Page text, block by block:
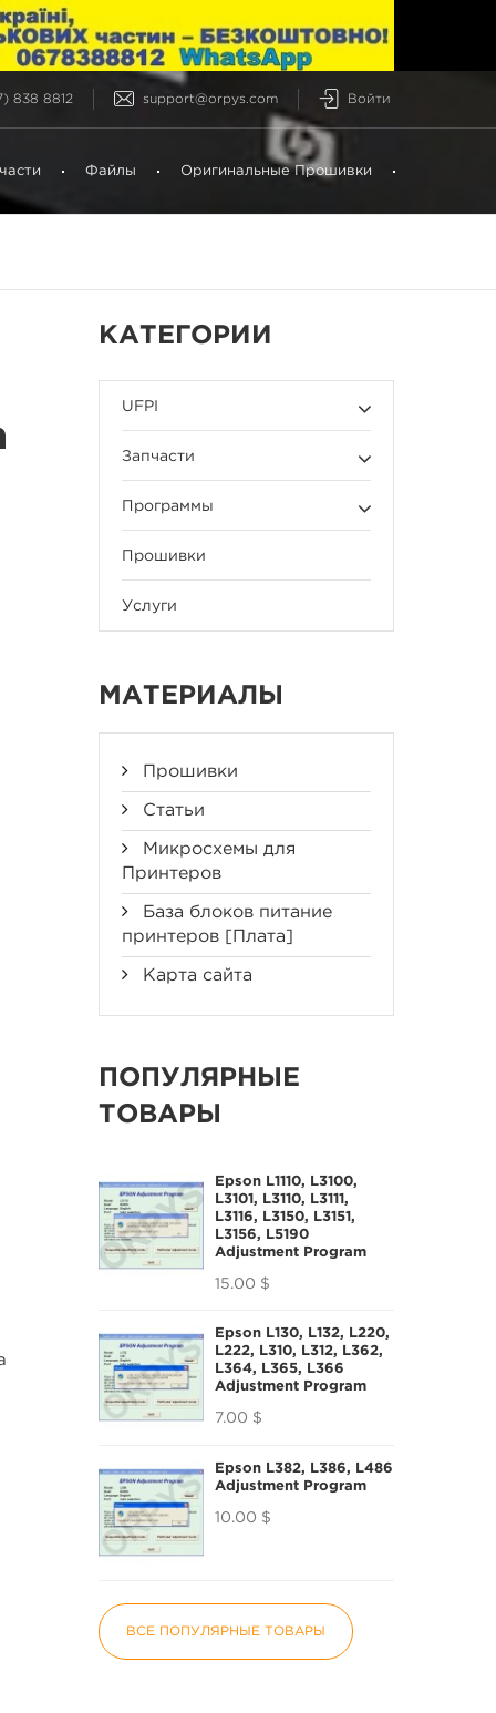
838 8812 support@orpys.com Войти
Файлы Оригинальные Прошивки
КАТЕГОРИИ
UFPI
Запчасти
Программы
Прошивки
Услуги
МАТЕРИАЛЫ
Прошивки
Статьи
Микросхемы для
Принтеров
База блоков питание
принтеров [Плата]
Карта сайта
ПОПУЛЯРНЫЕ
ТОВАРЫ
Epson L1110, L3100,
L3101, L3110, L3111,
L3116, L3150, L3151,
L3156, L5190
Adjustment Program
15.00 $
Epson L130, L132, L220,
L222, L310, L312, L362,
L364, L365, L366
Adjustment Program
7.00 $
Epson L382, L386, L486
Adjustment Program
10.00 $
ВСЕ ПОПУЛЯРНЫЕ ТОВАРЫ